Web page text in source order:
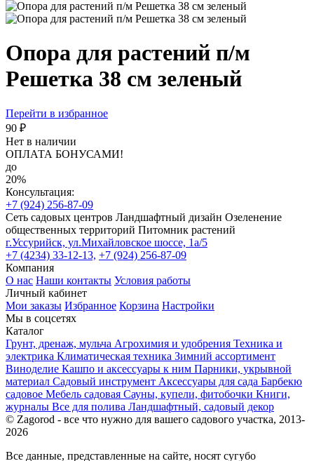
Опора для растений п/м
Решетка 38 см зеленый
Перейти в избранное
90 ₽
Нет в наличии
ОПЛАТА БОНУСАМИ!
до
20%
Консультация:
+7 (924) 256-87-09
Сеть садовых центров Ландшафтный дизайн Озеленение
общественных территорий Питомник растений
г.Уссурийск, ул.Михайловское шоссе, 1а/5
+7 (4234) 33-12-13, +7 (924) 256-87-09
Компания
О нас Наши контакты Условия работы
Личный кабинет
Мои заказы Избранное Корзина Настройки
Мы в соцсетях
Каталог
Грунт, дренаж, мульча Агрохимия и удобрения Техника и
электрика Климатическая техника Зимний ассортимент
Виноделие Кашпо и аксессуары к ним Парники, укрывной
материал Садовый инструмент Аксессуары для сада Барбекю
садовое Мебель садовая Сауны, купели, фитобочки Книги,
журналы Все для полива Ландшафтный, садовый декор
© Zagorod - все что нужно для вашего садового участка, 2013-
2026
Все данные, представленные на сайте, носят сугубо